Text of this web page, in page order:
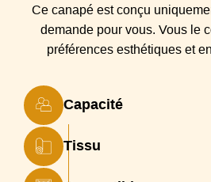
Largeur
couchage
Couchage 160,
Structure
Ensemble métallique
Suspensions
Coussin(s)
Assise
Ce canapé est conçu
demande pour vous. Vous le
préférences esthétiques et
Capacité
Tissu